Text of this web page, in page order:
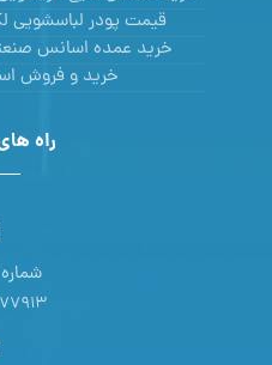
قیمت پودر لباسشویی
خرید عمده اسانس
خرید و فروش
راه